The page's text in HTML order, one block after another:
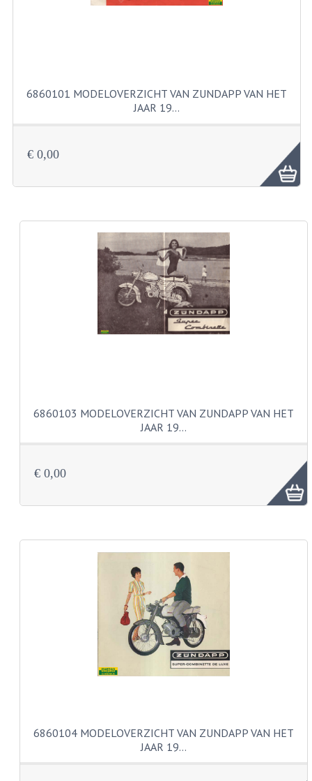
BOUTENSETS
BUDDY OVERTREKKEN
BUDDY SEAT ONDERDELEN
BUDDY SEATS
KETTINGKASTEN
ASSEN EN BUSSEN
BUITENBANDEN
REMDELEN
VELGEN EN SPAKEN
ALUMINIUM VELGEN
WIELEN DIVERSEN
6860101 MODELOVERZICHT VAN ZUNDAPP VAN HET
JAAR 19…
€ 0,00
6860103 MODELOVERZICHT VAN ZUNDAPP VAN HET
JAAR 19…
€ 0,00
6860104 MODELOVERZICHT VAN ZUNDAPP VAN HET
JAAR 19…